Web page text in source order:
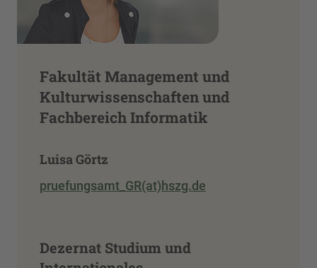
Fakultät Management und
Kulturwissenschaften und
Fachbereich Informatik
Luisa Görtz
pruefungsamt_GR(at)hszg.de
Dezernat Studium und